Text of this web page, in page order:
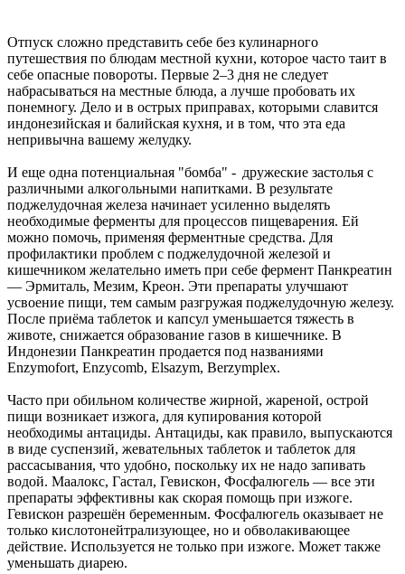
Отпуск сложно представить себе без кулинарного
путешествия по блюдам местной кухни, которое часто таит в
себе опасные повороты. Первые 2–3 дня не следует
набрасываться на местные блюда, а лучше пробовать их
понемногу. Дело и в острых приправах, которыми славится
индонезийская и балийская кухня, и в том, что эта еда
непривычна вашему желудку.
И еще одна потенциальная "бомба" - дружеские застолья с
различными алкогольными напитками. В результате
поджелудочная железа начинает усиленно выделять
необходимые ферменты для процессов пищеварения. Ей
можно помочь, применяя ферментные средства. Для
профилактики проблем с поджелудочной железой и
кишечником желательно иметь при себе фермент Панкреатин
— Эрмиталь, Мезим, Креон. Эти препараты улучшают
усвоение пищи, тем самым разгружая поджелудочную железу.
После приёма таблеток и капсул уменьшается тяжесть в
животе, снижается образование газов в кишечнике. В
Индонезии Панкреатин продается под названиями
Enzymofort, Enzycomb, Elsazym, Berzymplex.
Часто при обильном количестве жирной, жареной, острой
пищи возникает изжога, для купирования которой
необходимы антациды. Антациды, как правило, выпускаются
в виде суспензий, жевательных таблеток и таблеток для
рассасывания, что удобно, поскольку их не надо запивать
водой. Маалокс, Гастал, Гевискон, Фосфалюгель — все эти
препараты эффективны как скорая помощь при изжоге.
Гевискон разрешён беременным. Фосфалюгель оказывает не
только кислотонейтрализующее, но и обволакивающее
действие. Используется не только при изжоге. Может также
уменьшать диарею.